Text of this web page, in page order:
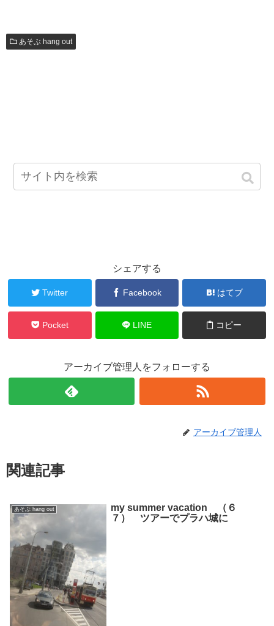
あそぶ hang out
シェアする
Twitter Facebook はてブ
Pocket LINE コピー
アーカイブ管理人をフォローする
アーカイブ管理人
関連記事
あそぶ hang out
my summer vacation （６
７） ツアーでプラハ城に